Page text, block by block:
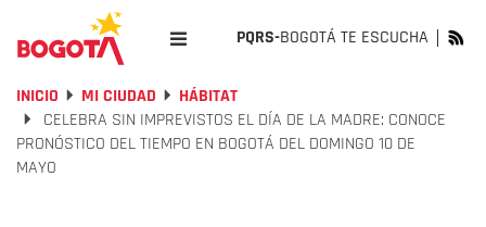
PQRS-BOGOTÁ TE ESCUCHA
INICIO MI CIUDAD
HÁBITAT
CELEBRA SIN IMPREVISTOS EL DÍA DE LA MADRE: CONOCE
PRONÓSTICO DEL TIEMPO EN BOGOTÁ DEL DOMINGO 10 DE
MAYO